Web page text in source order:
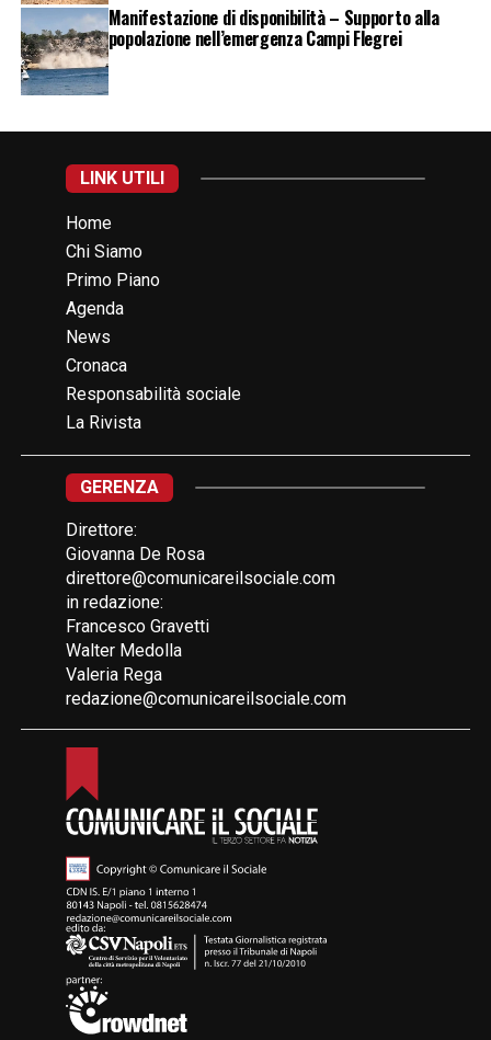
Manifestazione di disponibilità – Supporto alla
popolazione nell’emergenza Campi Flegrei
LINK UTILI
Home
Chi Siamo
Primo Piano
Agenda
News
Cronaca
Responsabilità sociale
La Rivista
GERENZA
Direttore:
Giovanna De Rosa
direttore@comunicareilsociale.com
in redazione:
Francesco Gravetti
Walter Medolla
Valeria Rega
redazione@comunicareilsociale.com